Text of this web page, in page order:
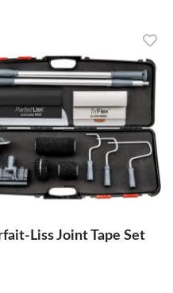
Liss Joint Tape Set